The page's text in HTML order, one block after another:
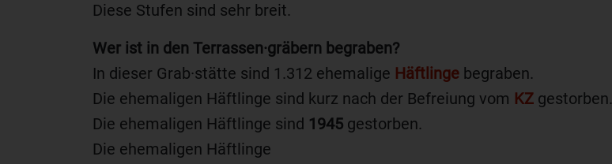
Diese Stufen sind sehr breit.
Wer ist in den Terrassen·gräbern begraben?
In dieser Grab·stätte sind 1.312 ehemalige Häftlinge begraben.
Die ehemaligen Häftlinge sind kurz nach der Befreiung vom KZ gestorben.
Die ehemaligen Häftlinge sind 1945 gestorben.
Die ehemaligen Häftlinge